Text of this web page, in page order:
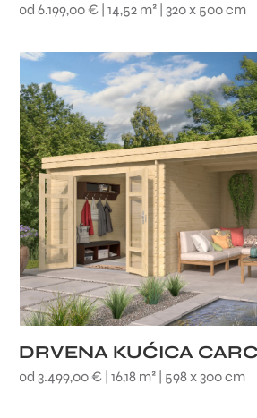
od 6.199,00 € | 14,52 m² | 320 x 500 cm
DRVENA KUĆICA
od 3.499,00 € | 16,18 m² | 598 x 300 cm